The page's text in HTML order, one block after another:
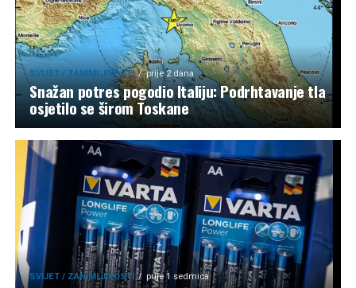
SVIJET / ZANIMLJIVOSTI prije 2 dana
Snažan potres pogodio Italiju: Podrhtavanje tla
osjetilo se širom Toskane
SVIJET / ZANIMLJIVOSTI prije 1 sedmica